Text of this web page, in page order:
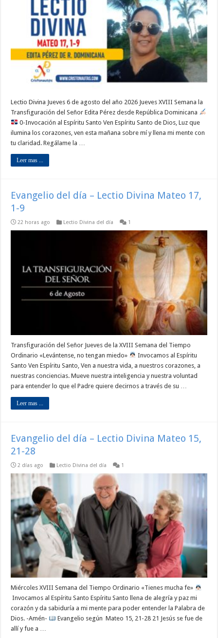
Lectio Divina Jueves 6 de agosto del año 2026 Jueves XVIII Semana la
Transfiguración del Señor Edita Pérez desde República Dominicana
0-Invocación al Espíritu Santo Ven Espíritu Santo de Dios, Luz que
ilumina los corazones, ven esta mañana sobre mí y llena mi mente con
tu claridad. Regálame la …
Leer mas ...
Evangelio del día – Lectio Divina Mateo 17,
1-9
22 horas ago Lectio Divina del día 1
Transfiguración del Señor Jueves de la XVIII Semana del Tiempo
Ordinario «Levántense, no tengan miedo»
Invocamos al Espíritu
Santo Ven Espíritu Santo, Ven a nuestra vida, a nuestros corazones, a
nuestras conciencias. Mueve nuestra inteligencia y nuestra voluntad
para entender lo que el Padre quiere decirnos a través de su …
Leer mas ...
Evangelio del día – Lectio Divina Mateo 15,
21-28
2 días ago Lectio Divina del día 1
Miércoles XVIII Semana del Tiempo Ordinario «Tienes mucha fe»
Invocamos al Espíritu Santo Espíritu Santo llena de alegría y paz mi
corazón y da sabiduría a mi mente para poder entender la Palabra de
Dios. -Amén-
Evangelio según Mateo 15, 21-28 21 Jesús se fue de
allí y fue a …